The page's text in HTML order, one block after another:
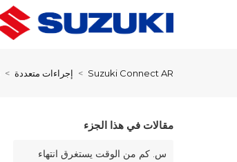
Suzuki Connect AR إجراءات متعددة
مقالات في هذا الجزء
س. كم من الوقت يستغرق انتهاء